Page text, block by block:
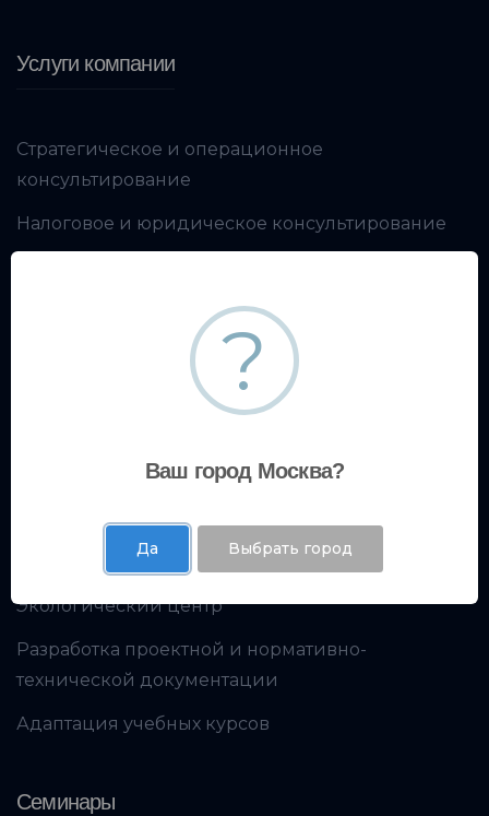
Услуги компании
Стратегическое и операционное
консультирование
Налоговое и юридическое консультирование
Производственная безопасность
Образовательный центр
Кадровое консультирование
Экспертный центр
Испытательная лаборатория
Экологический центр
Разработка проектной и нормативно-
технической документации
Адаптация учебных курсов
Семинары
?
Ваш город Москва?
Да Выбрать город